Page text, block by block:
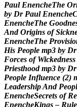
Paul EnencheThe Or
by Dr Paul Enenche
EnencheThe Goodne
And Origins of Sickn
EnencheThe Provisio
His People mp3 by Dr
Forces of Wickedness
Priesthood mp3 by Dr
People Influence (2)
LeadershipAnd Peopl
EnencheSecrets of Re
EnencheKings – Rule